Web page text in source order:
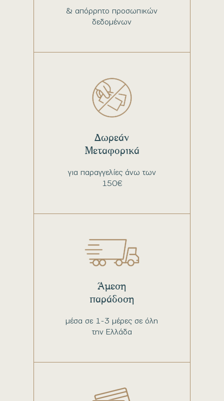
& απόρρητο προσωπικών
δεδομένων
για παραγγελίες άνω των
150€
Δωρεάν
Μεταφορικά
μέσα σε 1-3 μέρες σε όλη
την Ελλάδα
Άμεση
παράδοση